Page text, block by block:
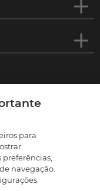
para
navegação.